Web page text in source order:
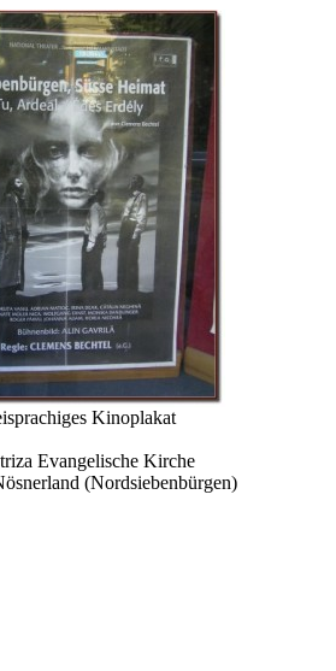
Kinoplakat
(Nordsiebenbürgen)